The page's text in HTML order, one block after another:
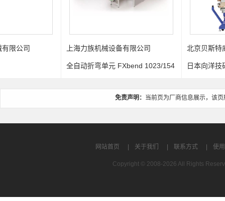
上海力族机械设备有限公司
全自动折弯单元 FXbend 1023/154
北京贝斯特威商贸有限公司
日本向洋技研21系列可焊铝板
免责声明： 当前页为厂商信息展示，该
网站首页 关于我们 联系方式 使
Copyright © 2008-2026 All Rights